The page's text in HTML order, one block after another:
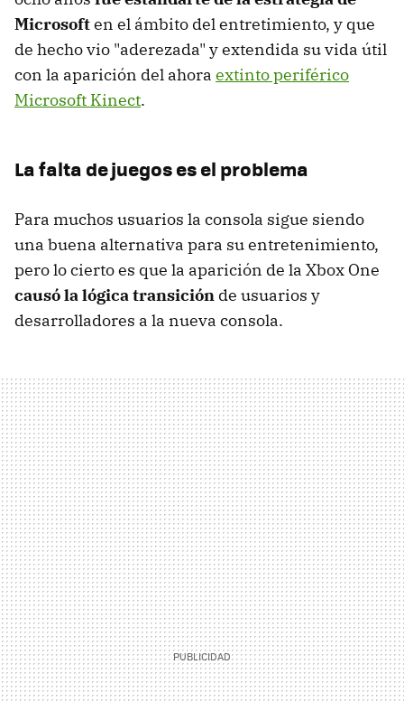
Microsoften el ámbito del entretimiento, y que
de hecho vio "aderezada" y extendida su vida útil
con la aparición del ahora extinto periférico
Microsoft Kinect.
La falta de juegos es el problema
Para muchos usuarios la consola sigue siendo
una buena alternativa para su entretenimiento,
pero lo cierto es que la aparición de la Xbox One
causó la lógica transición de usuarios y
desarrolladores a la nueva consola.